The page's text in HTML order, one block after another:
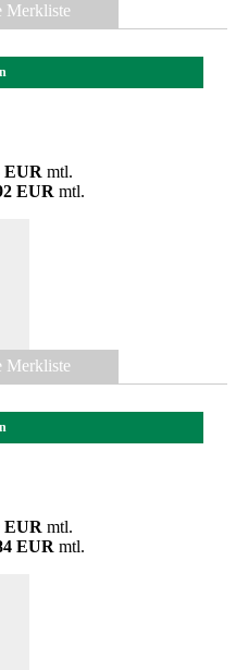
Merkliste
EUR mtl.
EUR mtl.
Merkliste
EUR mtl.
EUR mtl.